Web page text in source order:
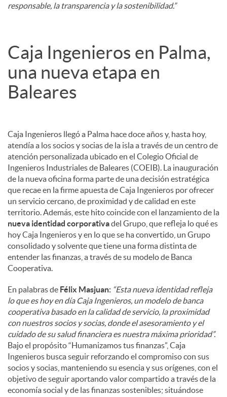
responsable, la transparencia y la sostenibilidad.”
Caja Ingenieros en Palma,
una nueva etapa en
Baleares
Caja Ingenieros llegó a Palma hace doce años y, hasta hoy,
atendía a los socios y socias de la isla a través de un centro de
atención personalizada ubicado en el Colegio Oficial de
Ingenieros Industriales de Baleares (COEIB). La inauguración
de la nueva oficina forma parte de una decisión estratégica
que recae en la firme apuesta de Caja Ingenieros por ofrecer
un servicio cercano, de proximidad y de calidad en este
territorio. Además, este hito coincide con el lanzamiento de la
nueva identidad corporativadel Grupo, que refleja lo qué es
hoy Caja Ingenieros y en lo que se ha convertido, un Grupo
consolidado y solvente que tiene una forma distinta de
entender las finanzas, a través de su modelo de Banca
Cooperativa.
En palabras de Félix Masjuan: “Esta nueva identidad refleja
lo que es hoy en día Caja Ingenieros, un modelo de banca
cooperativa basado en la calidad de servicio, la proximidad
con nuestros socios y socias, donde el asesoramiento y el
cuidado de su salud financiera es nuestra máxima prioridad”.
Bajo el propósito “Humanizamos tus finanzas”, Caja
Ingenieros busca seguir reforzando el compromiso con sus
socios y socias, manteniendo su esencia y sus orígenes, con el
objetivo de seguir aportando valor compartido a través de la
economía social y de las finanzas sostenibles; situándose